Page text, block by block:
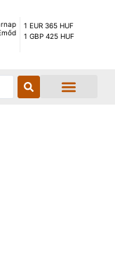
1 EUR 365 HUF
1 GBP 425 HUF